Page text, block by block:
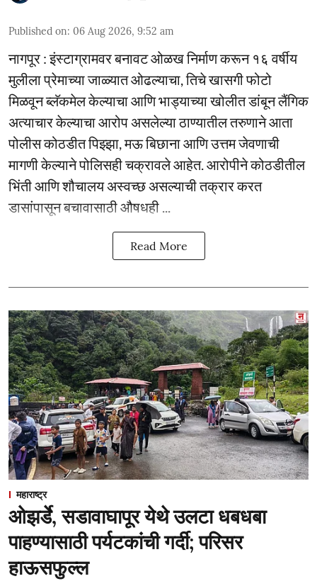
Published on: 06 Aug 2026, 9:52 am
नागपूर : इंस्टाग्रामवर बनावट ओळख निर्माण करून १६ वर्षीय
मुलीला प्रेमाच्या जाळ्यात ओढल्याचा, तिचे खासगी फोटो
मिळवून ब्लॅकमेल केल्याचा आणि भाड्याच्या खोलीत डांबून लैंगिक
अत्याचार केल्याचा आरोप असलेल्या ठाण्यातील तरुणाने आता
पोलीस कोठडीत पिझ्झा, मऊ बिछाना आणि उत्तम जेवणाची
मागणी केल्याने पोलिसही चक्रावले आहेत. आरोपीने कोठडीतील
भिंती आणि शौचालय अस्वच्छ असल्याची तक्रार करत
डासांपासून बचावासाठी औषधही ...
Read More
महाराष्ट्र
ओझर्डे, सडावाघापूर येथे उलटा धबधबा
पाहण्यासाठी पर्यटकांची गर्दी; परिसर
हाऊसफुल्ल